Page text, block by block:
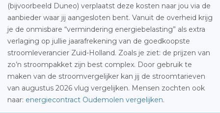
(bijvoorbeeld Duneo) verplaatst deze kosten naar jou via de
aanbieder waar jij aangesloten bent. Vanuit de overheid krijg
je de onmisbare “vermindering energiebelasting” als extra
verlaging op jullie jaarafrekening van de goedkoopste
stroomleverancier Zuid-Holland. Zoals je ziet: de prijzen van
zo’n stroompakket zijn best complex. Door gebruik te
maken van de stroomvergelijker kan jij de stroomtarieven
van augustus 2026 vlug vergelijken. Mensen zochten ook
naar: energiecontract Oudemolen vergelijken.